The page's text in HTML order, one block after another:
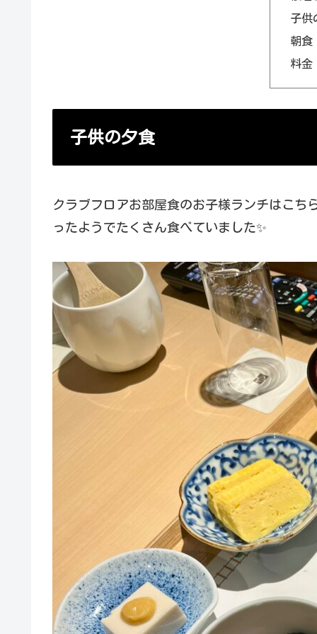
子供
朝食
料金
子供の夕食
クラブフロアお部屋食のお子様ランチはこち
ったようでたくさん食べていました✨